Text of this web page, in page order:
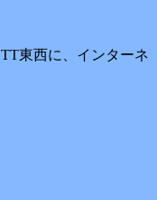
東西に、インターネ